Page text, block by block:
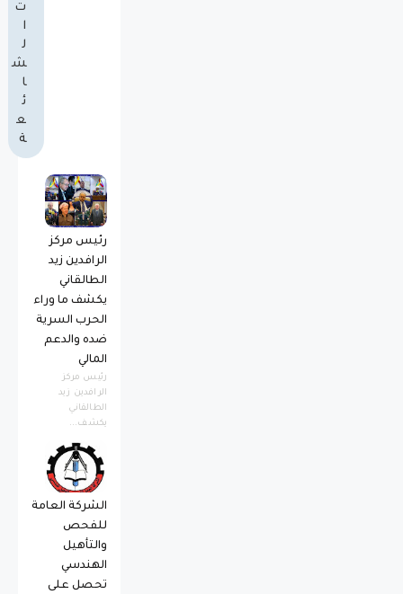
ت
ا
ل
ش
ا
ئ
ع
ة
رئيس مركز
الرافدين زيد
الطالقاني
يكشف ما وراء
الحرب السرية
ضده والدعم
المالي
رئيس مركز
الرافدين زيد
الطالقاني
يكشف...
الشركة العامة
للفحص
والتأهيل
الهندسي
تحصل على